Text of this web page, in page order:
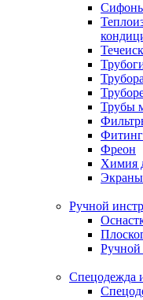
Трубы
Фреон
Химия
Экраны
Ручной
Ручной
Спецодежда